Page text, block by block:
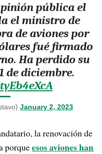
pública el
el ministro de
de aviones por
fué firmado
Ha perdido su
de diciembre.
January 2, 2023
la renovación de
porqueesos aviones han